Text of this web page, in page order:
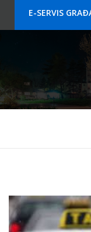
E-SERVIS